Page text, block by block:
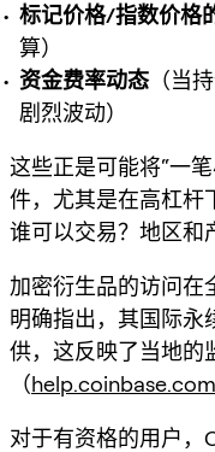
标记价格/指数价格
算）
资金费率动态 （当
剧烈波动）
这些正是可能将“一
件，尤其是在高杠杆
谁可以交易？地区和
加密衍生品的访问在
明确指出，其国际永
供，这反映了当地的
（help.coinbase.com
对于有资格的用户，